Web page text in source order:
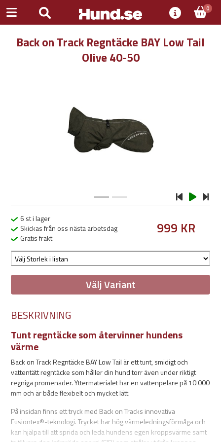
0
Back on Track Regntäcke BAY Low Tail
Olive 40-50
6 st i lager
Skickas från oss nästa arbetsdag
Gratis frakt
999 KR
Välj Variant
BESKRIVNING
Tunt regntäcke som återvinner hundens
värme
Back on Track Regntäcke BAY Low Tail är ett tunt, smidigt och
vattentätt regntäcke som håller din hund torr även under riktigt
regniga promenader. Yttermaterialet har en vattenpelare på 10 000
mm och är både flexibelt och mycket lätt.
På insidan finns ett tryck med Back on Tracks innovativa
Fusiontex®-teknologi. Trycket har hög värmeledningsförmåga och
kan hjälpa till att sprida och leda hundens egen kroppsvärme samt